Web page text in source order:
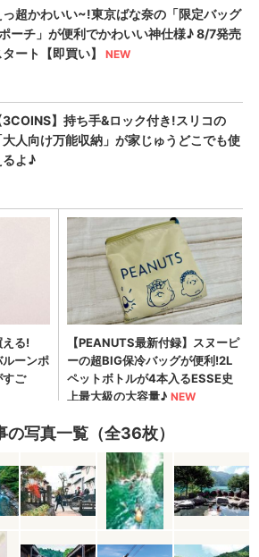
の写真一覧（全36枚）